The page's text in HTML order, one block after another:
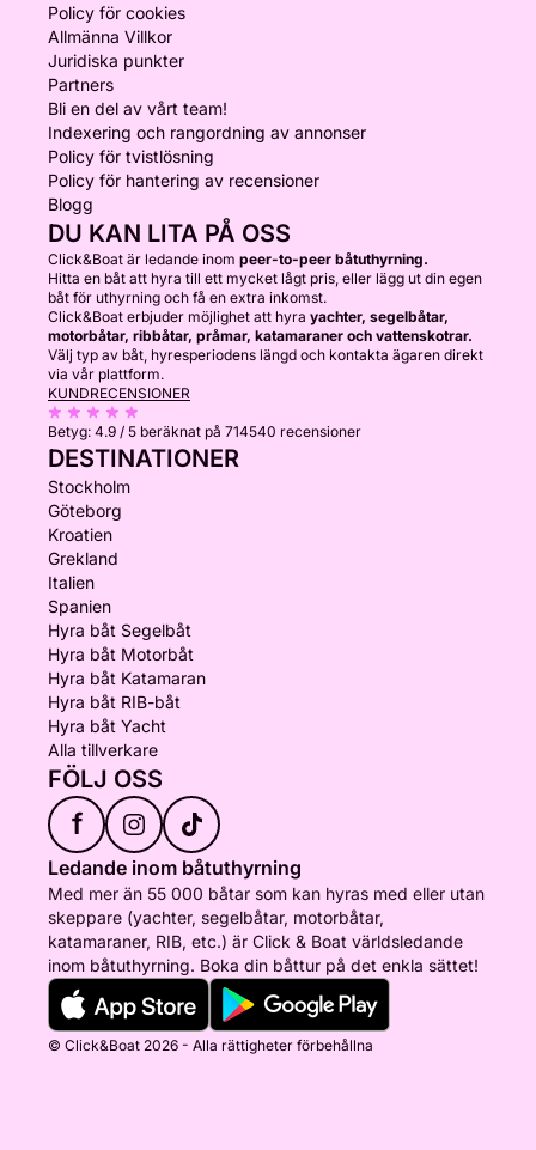
Policy för cookies
Allmänna Villkor
Juridiska punkter
Partners
Bli en del av vårt team!
Indexering och rangordning av annonser
Policy för tvistlösning
Policy för hantering av recensioner
Blogg
DU KAN LITA PÅ OSS
Click&Boat är ledande inom peer-to-peer båtuthyrning.
Hitta en båt att hyra till ett mycket lågt pris, eller lägg ut din egen
båt för uthyrning och få en extra inkomst.
Click&Boat erbjuder möjlighet att hyra yachter, segelbåtar,
motorbåtar, ribbåtar, pråmar, katamaraner och vattenskotrar.
Välj typ av båt, hyresperiodens längd och kontakta ägaren direkt
via vår plattform.
KUNDRECENSIONER
Betyg: 4.9 / 5 beräknat på 714540 recensioner
DESTINATIONER
Stockholm
Göteborg
Kroatien
Grekland
Italien
Spanien
Hyra båt Segelbåt
Hyra båt Motorbåt
Hyra båt Katamaran
Hyra båt RIB-båt
Hyra båt Yacht
Alla tillverkare
FÖLJ OSS
f
Ledande inom båtuthyrning
Med mer än 55 000 båtar som kan hyras med eller utan
skeppare (yachter, segelbåtar, motorbåtar,
katamaraner, RIB, etc.) är Click & Boat världsledande
inom båtuthyrning. Boka din båttur på det enkla sättet!
© Click&Boat 2026 - Alla rättigheter förbehållna